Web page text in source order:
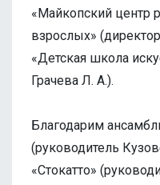
«Майкопский центр
взрослых»
«Детская школа
Грачева Л. А.).
Благодарим
(руководитель
«Стокатто»